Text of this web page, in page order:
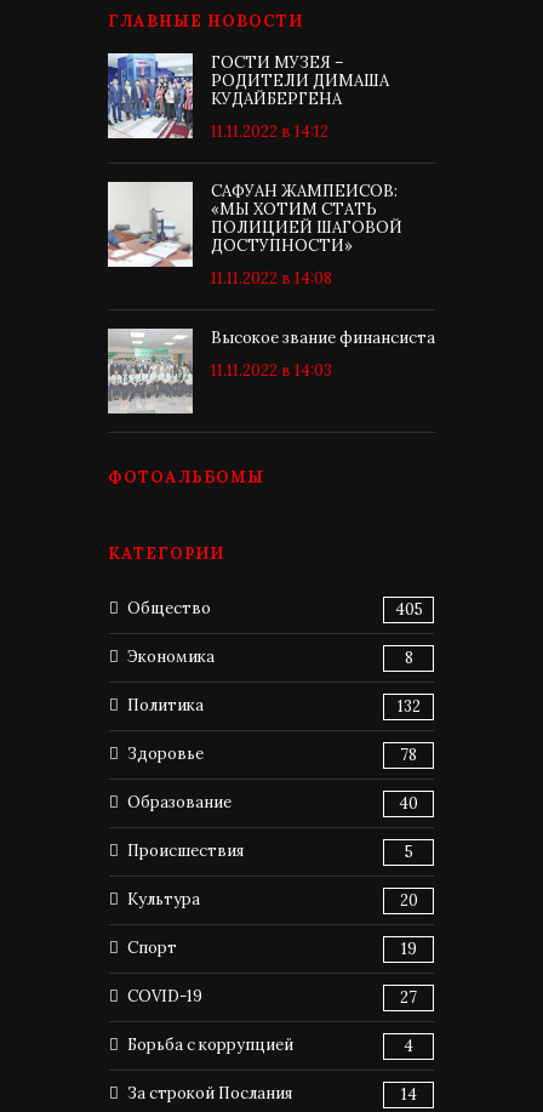
ГЛАВНЫЕ НОВОСТИ
ГОСТИ МУЗЕЯ –
РОДИТЕЛИ ДИМАША
КУДАЙБЕРГЕНА
11.11.2022 в 14:12
САФУАН ЖАМПЕИСОВ:
«МЫ ХОТИМ СТАТЬ
ПОЛИЦИЕЙ ШАГОВОЙ
ДОСТУПНОСТИ»
11.11.2022 в 14:08
Высокое звание финансиста
11.11.2022 в 14:03
ФОТОАЛЬБОМЫ
КАТЕГОРИИ
Общество 405
Экономика 8
Политика 132
Здоровье 78
Образование 40
Происшествия 5
Культура 20
Спорт 19
COVID-19 27
Борьба с коррупцией 4
За строкой Послания 14